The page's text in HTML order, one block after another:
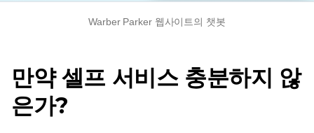
Warber Parker 웹사이트의 챗봇
만약셀프 서비스충분하지 않
은가?